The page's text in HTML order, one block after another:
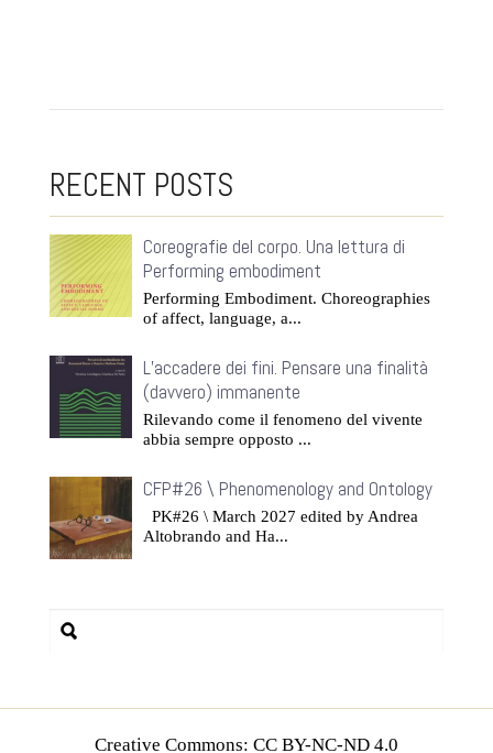
RECENT POSTS
Coreografie del corpo. Una lettura di
Performing embodiment
Performing Embodiment. Choreographies
of affect, language, a...
L’accadere dei fini. Pensare una finalità
(davvero) immanente
Rilevando come il fenomeno del vivente
abbia sempre opposto ...
CFP#26 \ Phenomenology and Ontology
PK#26 \ March 2027 edited by Andrea
Altobrando and Ha...
Creative Commons: CC BY-NC-ND 4.0